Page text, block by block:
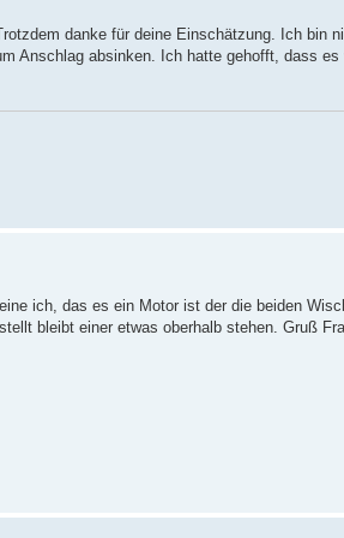
danke für deine Einschätzung. Ich bin
Anschlag absinken. Ich hatte gehofft, dass
ich, das es ein Motor ist der die beiden
bleibt einer etwas oberhalb stehen. Gruß